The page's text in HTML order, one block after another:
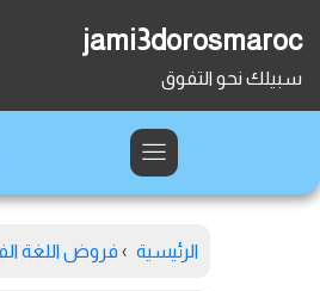
jami3dorosmaroc
سبيلك نحو التفوق
الرئيسية › فروض اللغة